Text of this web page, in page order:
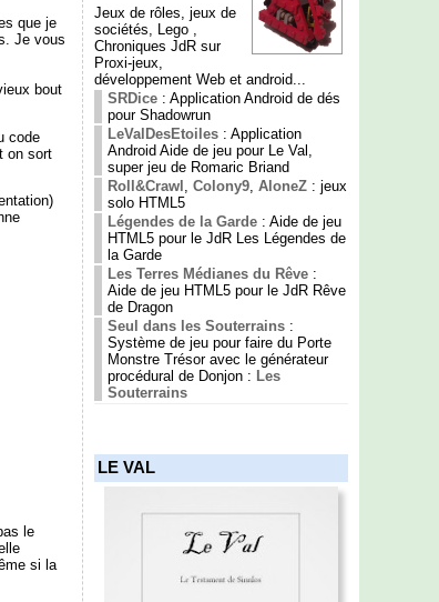
que je
Je vous
bout
code
on sort
le
si la
Jeux de rôles, jeux de
sociétés, Lego ,
Chroniques JdR sur
Proxi-jeux,
développement Web et android...
SRDice : Application Android de dés
pour Shadowrun
LeValDesEtoiles: Application
Android Aide de jeu pour Le Val,
super jeu de Romaric Briand
Roll&Crawl Colony9, AloneZ: jeux
solo HTML5
Légendes de la Garde: Aide de jeu
HTML5 pour le JdR Les Légendes de
la Garde
Les Terres Médianes du Rêve:
Aide de jeu HTML5 pour le JdR Rêve
de Dragon
Seul dans les Souterrains:
Système de jeu pour faire du Porte
Monstre Trésor avec le générateur
procédural de Donjon : Les
Souterrains
LE VAL